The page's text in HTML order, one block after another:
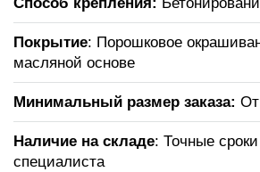
Покрытие: Порошковое
масляной основе
Минимальный размер заказа:
Наличие на складе: Точные
специалиста